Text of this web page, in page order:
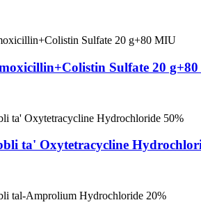
Sulfate 20
ta' Oxytetracycline